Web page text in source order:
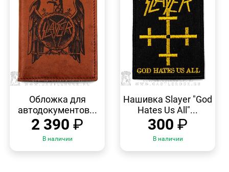
Обложка для
автодокументов...
2 390 ₽
В наличии
ПРОСМОТР
Нашивка Slayer "God
Hates Us All"...
300 ₽
В наличии